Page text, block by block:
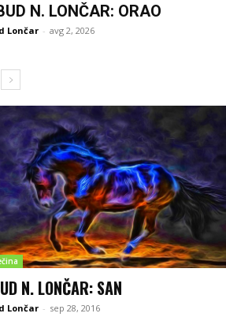
N. LONČAR: ORAO
Lončar - avg 2, 2026
N. LONČAR: SAN
Lončar - sep 28, 2016